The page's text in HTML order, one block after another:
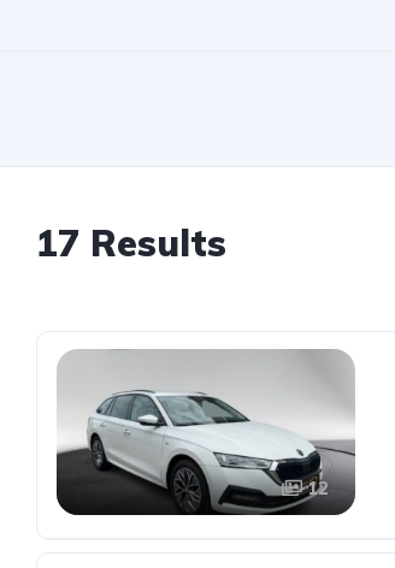
17 Results
12